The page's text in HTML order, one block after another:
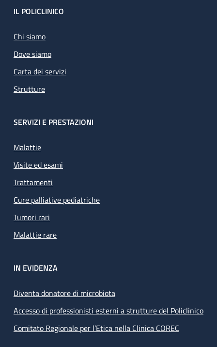
Footer
IL POLICLINICO
Chi siamo
Dove siamo
Carta dei servizi
Strutture
SERVIZI E PRESTAZIONI
Malattie
Visite ed esami
Trattamenti
Cure palliative pediatriche
Tumori rari
Malattie rare
IN EVIDENZA
Diventa donatore di microbiota
Accesso di professionisti esterni a strutture del Policlinico
Comitato Regionale per l’Etica nella Clinica COREC